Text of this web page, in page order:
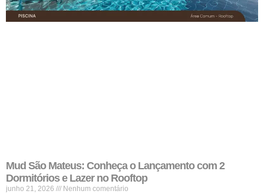
Mud São Mateus: Conheça o Lançamento com 2
Dormitórios e Lazer no Rooftop
junho 21, 2026 Nenhum comentário